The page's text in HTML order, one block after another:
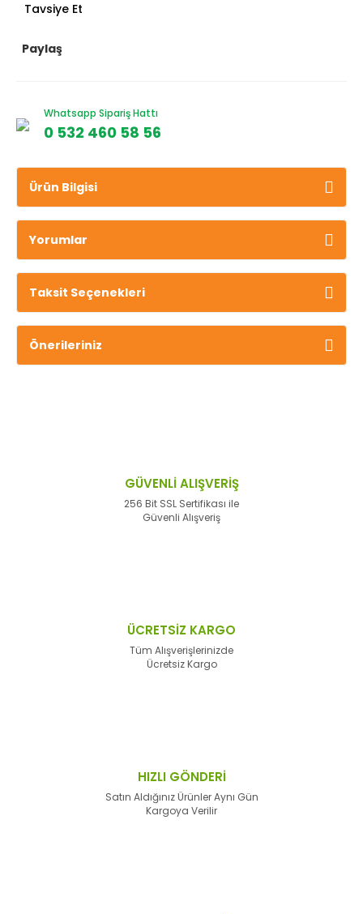
Tavsiye Et
Paylaş
Whatsapp Sipariş Hattı
0 532 460 58 56
Ürün Bilgisi
Yorumlar
Taksit Seçenekleri
Önerileriniz
GÜVENLİ ALIŞVERİŞ
256 Bit SSL Sertifikası ile
Güvenli Alışveriş
ÜCRETSİZ KARGO
Tüm Alışverişlerinizde
Ücretsiz Kargo
HIZLI GÖNDERİ
Satın Aldığınız Ürünler Aynı Gün
Kargoya Verilir